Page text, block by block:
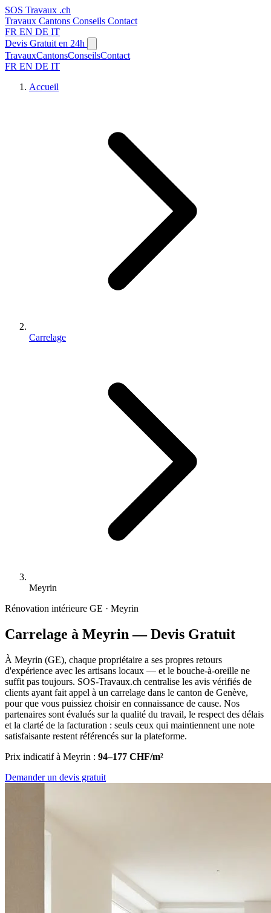
SOS Travaux .ch
Travaux Cantons Conseils Contact
FR EN DE IT
Devis Gratuit en 24h
TravauxCantonsConseilsContact
FR EN DE IT
Accueil
Carrelage
Meyrin
Rénovation intérieure GE · Meyrin
Carrelage à Meyrin — Devis Gratuit
À Meyrin (GE), chaque propriétaire a ses propres retours
d'expérience avec les artisans locaux — et le bouche-à-oreille ne
suffit pas toujours. SOS-Travaux.ch centralise les avis vérifiés de
clients ayant fait appel à un carrelage dans le canton de Genève,
pour que vous puissiez choisir en connaissance de cause. Nos
partenaires sont évalués sur la qualité du travail, le respect des délais
et la clarté de la facturation : seuls ceux qui maintiennent une note
satisfaisante restent référencés sur la plateforme.
Prix indicatif à Meyrin : 94–177 CHF/m²
Demander un devis gratuit